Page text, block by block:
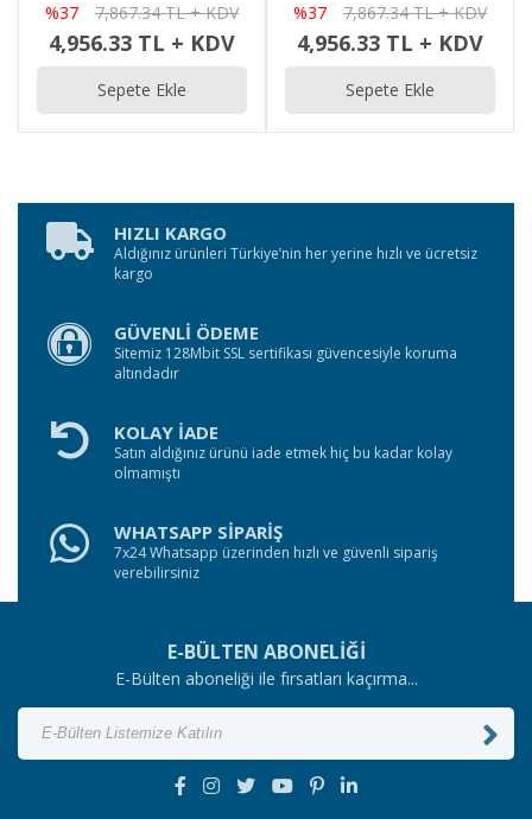
%37 7,867.34 TL + KDV
4,956.33 TL + KDV
Sepete Ekle
%37 7,867.34 TL + KDV
4,956.33 TL + KDV
Sepete Ekle
HIZLI KARGO
Aldığınız ürünleri Türkiye’nin her yerine hızlı ve ücretsiz
kargo
GÜVENLİ ÖDEME
Sitemiz 128Mbit SSL sertifikası güvencesiyle koruma
altındadır
KOLAY İADE
Satın aldığınız ürünü iade etmek hiç bu kadar kolay
olmamıştı
WHATSAPP SİPARİŞ
7x24 Whatsapp üzerinden hızlı ve güvenli sipariş
verebilirsiniz
E-BÜLTEN ABONELİĞİ
E-Bülten aboneliği ile fırsatları kaçırma...